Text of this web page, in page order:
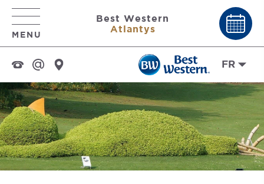
MENU
Best Western
Atlantys
FR